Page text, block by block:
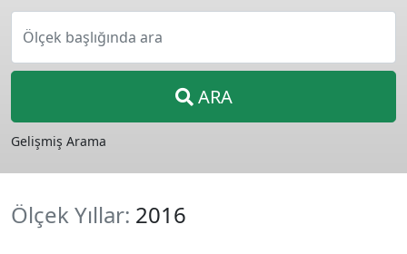
Ölçek başlığında ara
ARA
Gelişmiş Arama
Ölçek Yıllar: 2016